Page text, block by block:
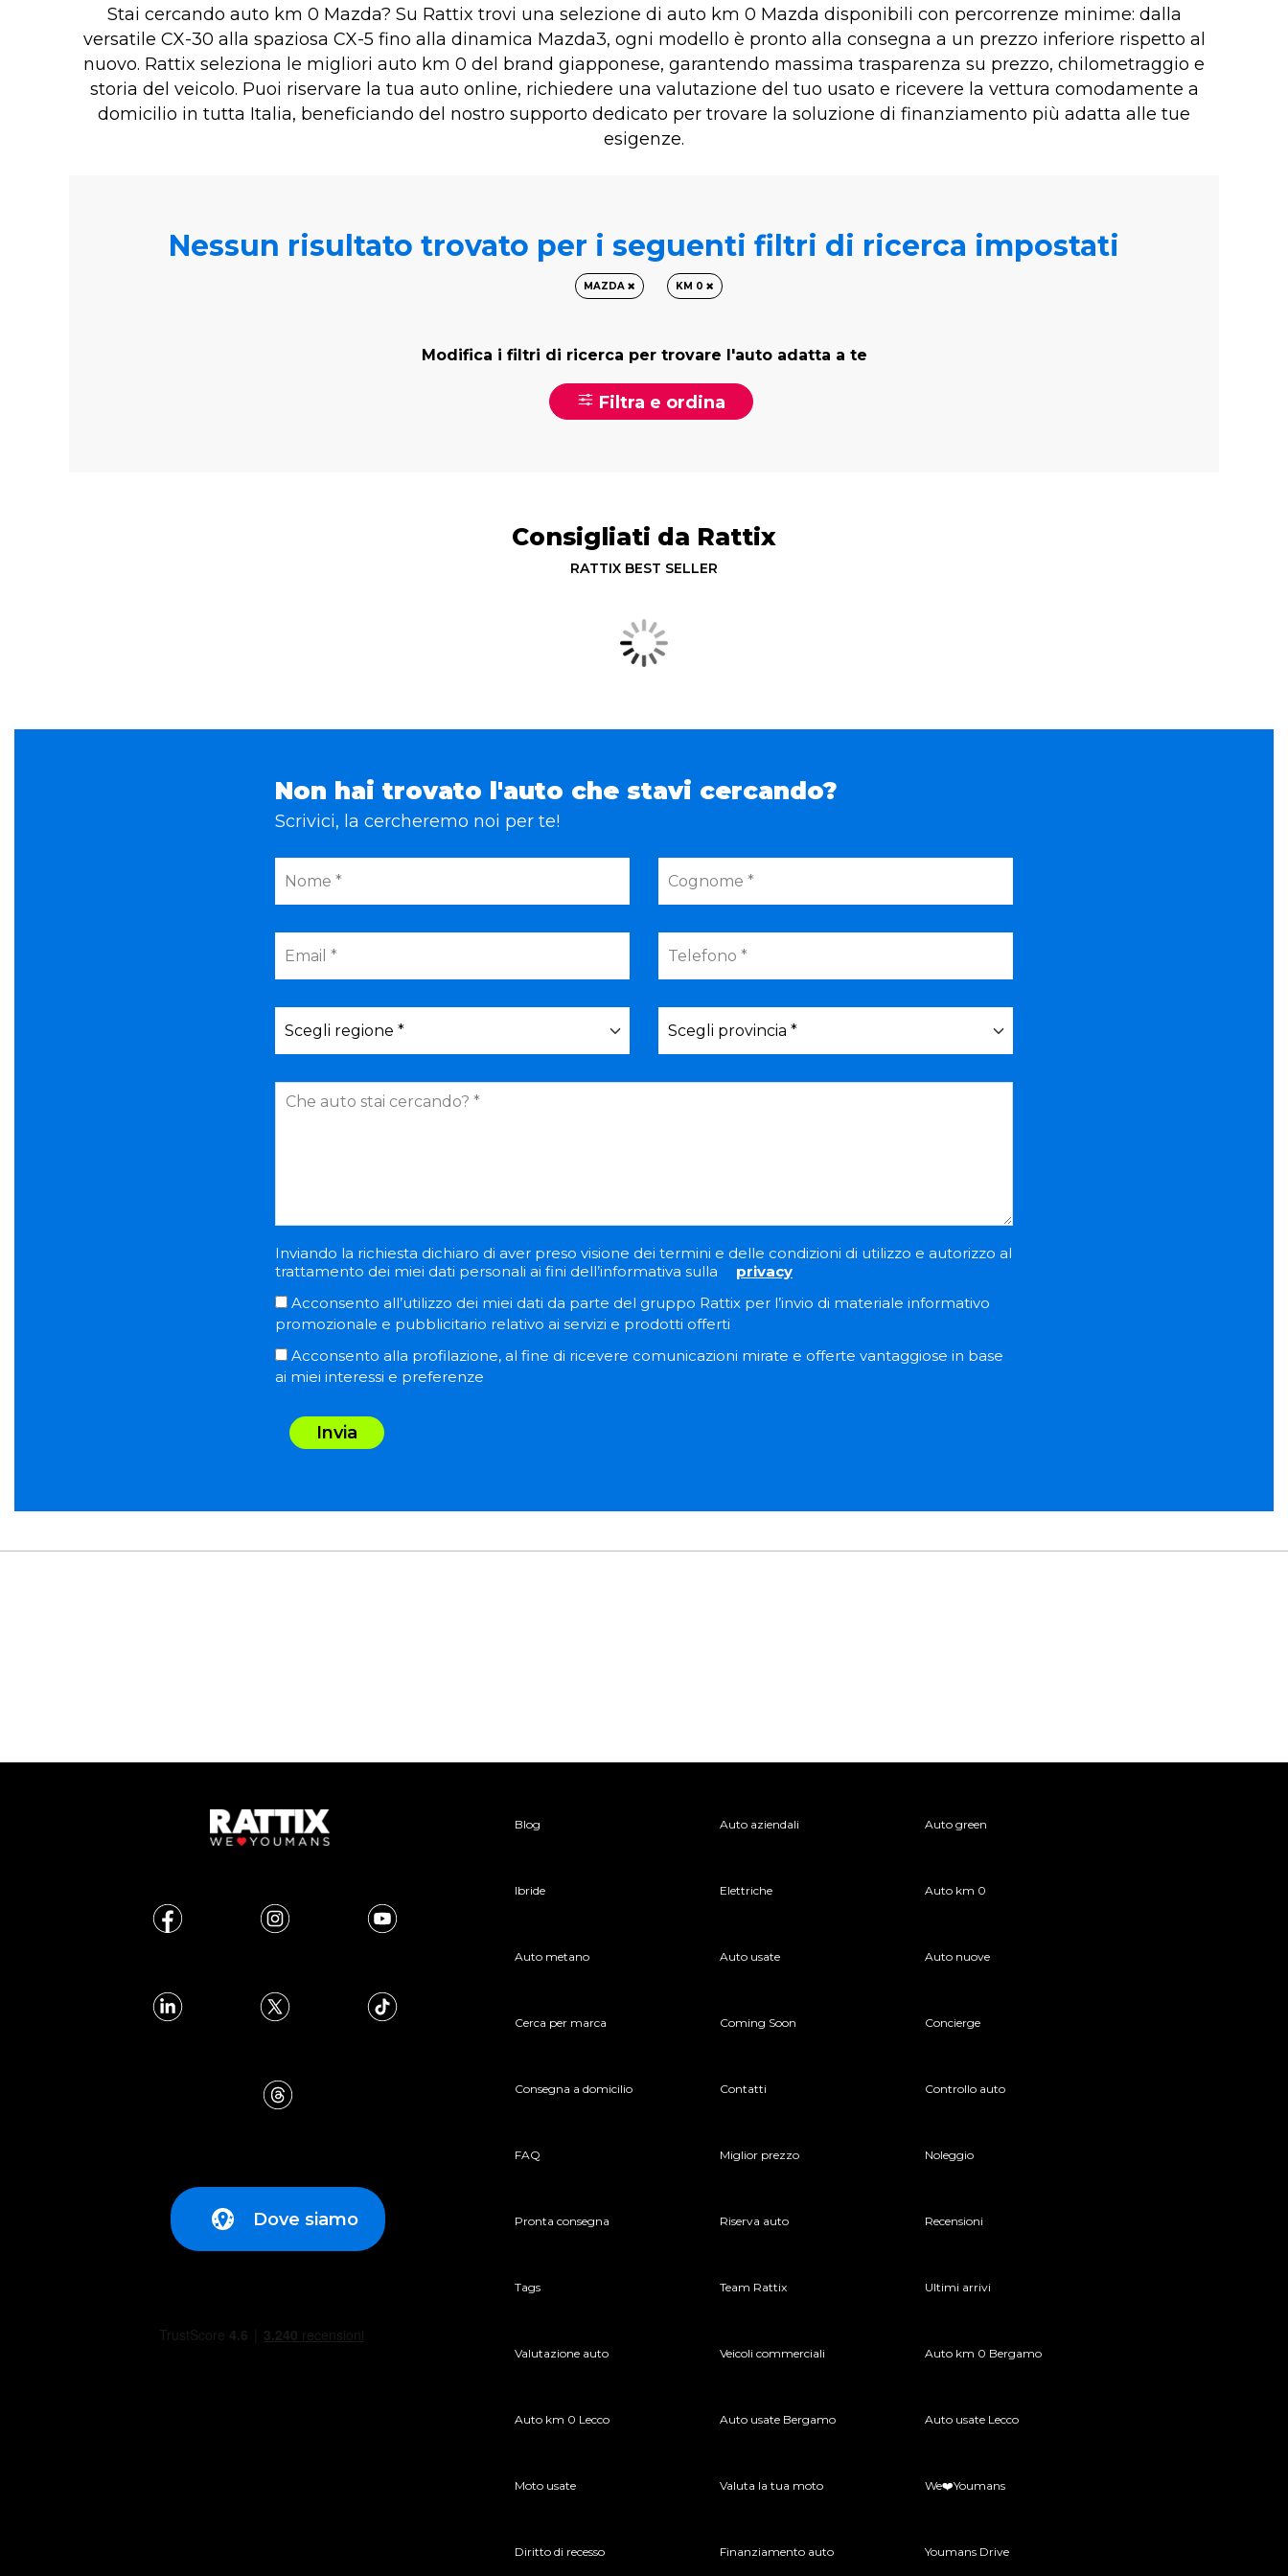
Stai cercando auto km 0 Mazda? Su Rattix trovi una selezione di auto km 0 Mazda disponibili con percorrenze minime: dalla
versatile CX-30 alla spaziosa CX-5 fino alla dinamica Mazda3, ogni modello è pronto alla consegna a un prezzo inferiore rispetto al
nuovo. Rattix seleziona le migliori auto km 0 del brand giapponese, garantendo massima trasparenza su prezzo, chilometraggio e
storia del veicolo. Puoi riservare la tua auto online, richiedere una valutazione del tuo usato e ricevere la vettura comodamente a
domicilio in tutta Italia, beneficiando del nostro supporto dedicato per trovare la soluzione di finanziamento più adatta alle tue
esigenze.
Nessun risultato trovato per i seguenti filtri di ricerca impostati
MAZDA KM 0
Modifica i filtri di ricerca per trovare l'auto adatta a te
Filtra e ordina
Consigliati da Rattix
RATTIX BEST SELLER
Non hai trovato l'auto che stavi cercando?
Scrivici, la cercheremo noi per te!
Inviando la richiesta dichiaro di aver preso visione dei termini e delle condizioni di utilizzo e autorizzo al
trattamento dei miei dati personali ai fini dell’informativa sulla
privacy
Acconsento all’utilizzo dei miei dati da parte del gruppo Rattix per l’invio di materiale informativo
promozionale e pubblicitario relativo ai servizi e prodotti offerti
Acconsento alla profilazione, al fine di ricevere comunicazioni mirate e offerte vantaggiose in base
ai miei interessi e preferenze
Invia
Dove siamo
Blog Auto aziendali Auto green
Ibride Elettriche Auto km 0
Auto metano Auto usate Auto nuove
Cerca per marca Coming Soon Concierge
Consegna a domicilio Contatti Controllo auto
FAQ Miglior prezzo Noleggio
Pronta consegna Riserva auto Recensioni
Tags Team Rattix Ultimi arrivi
Valutazione auto Veicoli commerciali Auto km 0 Bergamo
Auto km 0 Lecco Auto usate Bergamo Auto usate Lecco
Moto usate Valuta la tua moto We❤️Youmans
Diritto di recesso Finanziamento auto Youmans Drive